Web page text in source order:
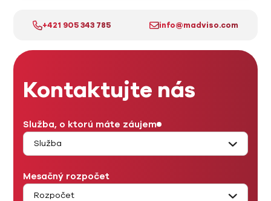
+421 905 343 785 info@madviso.com
Kontaktujte nás
Služba, o ktorú máte záujem
Mesačný rozpočet